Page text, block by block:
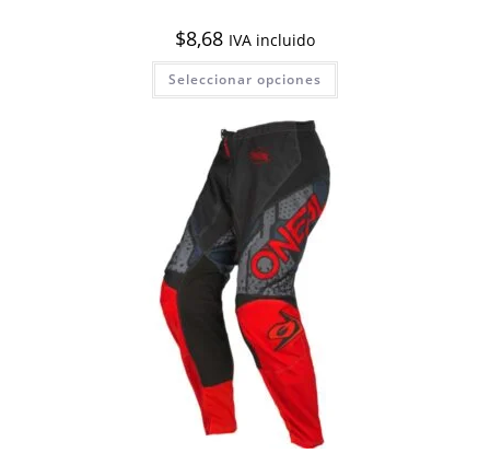
$8,68 IVA incluido
Seleccionar opciones
Este
tiene